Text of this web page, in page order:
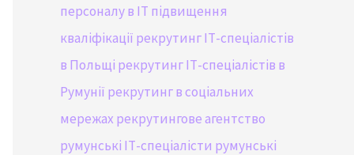
персоналу в ІТ підвищення
кваліфікації рекрутинг ІТ-спеціалістів
в Польщі рекрутинг ІТ-спеціалістів в
Румунії рекрутинг в соціальних
мережах рекрутингове агентство
румунські ІТ-спеціалісти румунські